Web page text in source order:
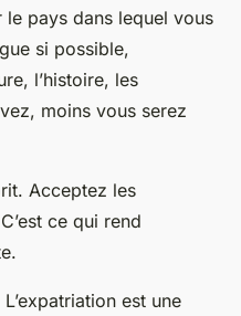
le pays dans lequel vous
si possible,
l’histoire, les
moins vous serez
Acceptez les
ce qui rend
est une